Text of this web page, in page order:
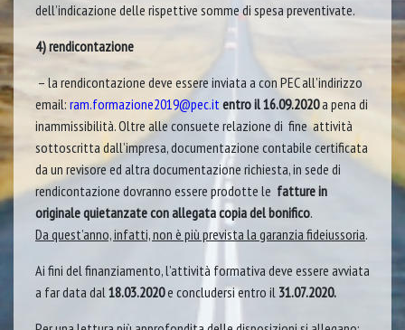
dell’indicazione delle rispettive somme di spesa preventivate.
4) rendicontazione
– la rendicontazione deve essere inviata a con PEC all’indirizzo
email: ram.formazione2019@pec.itentro il 16.09.2020a pena di
inammissibilità. Oltre alle consuete relazione di fine attività
sottoscritta dall’impresa, documentazione contabile certificata
da un revisore ed altra documentazione richiesta, in sede di
rendicontazione dovranno essere prodotte le fatture in
originale quietanzate con allegata copia del bonifico.
Da quest’anno, infatti, non è più prevista la garanzia fideiussoria.
Ai fini del finanziamento, l’attività formativa deve essere avviata
a far data dal18.03.2020e concludersi entro il 31.07.2020.